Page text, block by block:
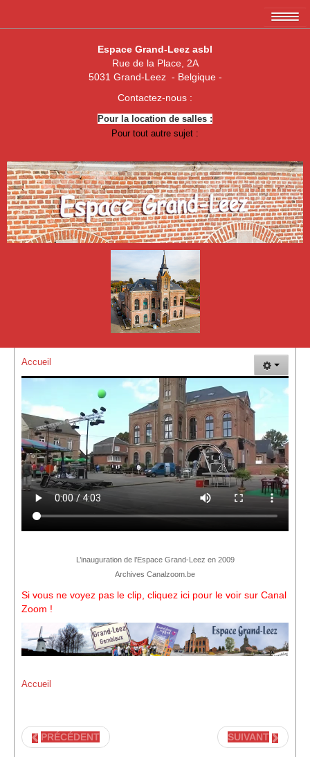
L'association EGL asbl
Amicale des 3 x 20
Association "Un enfant, une vie"
Royal Football Club Grand-Leez
Les pêcheurs réunis
Club des Jeunes de Grand-Leez
Nouvelle jeune paume Grand-Leez
La Plaine de Vacances de Grand-Leez
L'Hirondelle de Grand-Leez - Société Colombophile
Les événements
Vue d'ensemble des évènements
Evénements de EGL
Evènements de EGL Nature
Evénements des membres
GLEF 2017 : 150 ans de la maison communale
Autres évènements
Comment nous rejoindre !
Location de Salle à l'Espace Grand-Leez
Salle du 2d étage (Photos)
Espace Grand-Leez asbl
Rue de la Place, 2A
5031 Grand-Leez - Belgique -
Contactez-nous :
Pour la location de salles :
Pour tout autre sujet :
Accueil
L’inauguration de l’Espace Grand-Leez en 2009
Archives Canalzoom.be
Si vous ne voyez pas le clip, cliquez ici pour le voir sur Canal
Zoom !
Accueil
PRÉCÉDENT SUIVANT